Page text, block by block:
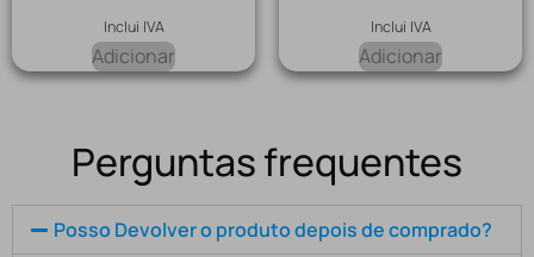
Inclui IVA
Adicionar
Inclui IVA
Adicionar
Perguntas frequentes
Posso Devolver o produto depois de comprado?